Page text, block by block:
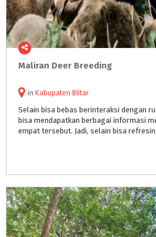
Maliran Deer Breeding
in Kabupaten Blitar
Selain bisa bebas berinteraksi dengan
bisa mendapatkan berbagai informasi